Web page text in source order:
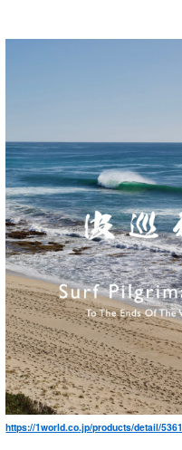
https://1world.co.jp/products/detail/5361